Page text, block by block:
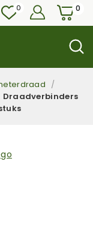
0 0
/
Draadverbinders